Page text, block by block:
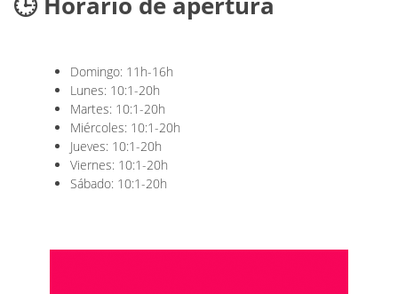
Domingo: 11h-16h
Lunes: 10:1-20h
Martes: 10:1-20h
Miércoles: 10:1-20h
Jueves: 10:1-20h
Viernes: 10:1-20h
Sábado: 10:1-20h